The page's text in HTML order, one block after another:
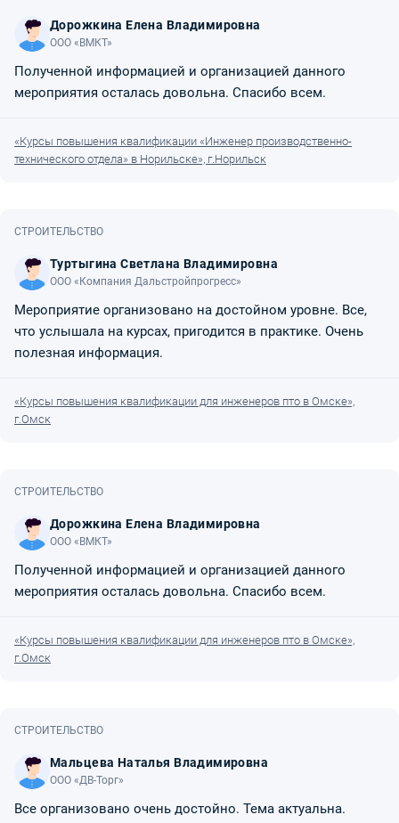
Дорожкина Елена Владимировна
ООО «ВМКТ»
Полученной информацией и организацией данного
мероприятия осталась довольна. Спасибо всем.
«Курсы повышения квалификации «Инженер производственно-
технического отдела» в Норильске», г.Норильск
СТРОИТЕЛЬСТВО
Туртыгина Светлана Владимировна
ООО «Компания Дальстройпрогресс»
Мероприятие организовано на достойном уровне. Все,
что услышала на курсах, пригодится в практике. Очень
полезная информация.
«Курсы повышения квалификации для инженеров пто в Омске»,
г.Омск
СТРОИТЕЛЬСТВО
Дорожкина Елена Владимировна
ООО «ВМКТ»
Полученной информацией и организацией данного
мероприятия осталась довольна. Спасибо всем.
«Курсы повышения квалификации для инженеров пто в Омске»,
г.Омск
СТРОИТЕЛЬСТВО
Мальцева Наталья Владимировна
ООО «ДВ-Торг»
Все организовано очень достойно. Тема актуальна.